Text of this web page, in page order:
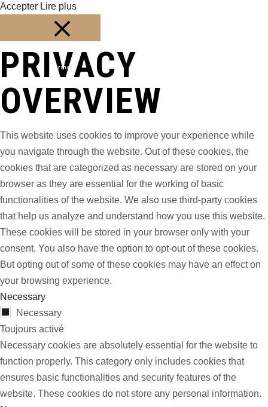
Accepter Lire plus
Fermer
PRIVACY
OVERVIEW
This website uses cookies to improve your experience while
you navigate through the website. Out of these cookies, the
cookies that are categorized as necessary are stored on your
browser as they are essential for the working of basic
functionalities of the website. We also use third-party cookies
that help us analyze and understand how you use this website.
These cookies will be stored in your browser only with your
consent. You also have the option to opt-out of these cookies.
But opting out of some of these cookies may have an effect on
your browsing experience.
Necessary
Necessary
Toujours activé
Necessary cookies are absolutely essential for the website to
function properly. This category only includes cookies that
ensures basic functionalities and security features of the
website. These cookies do not store any personal information.